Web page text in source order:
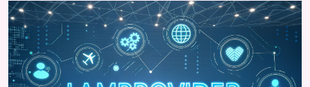
API
Warunki
Blog